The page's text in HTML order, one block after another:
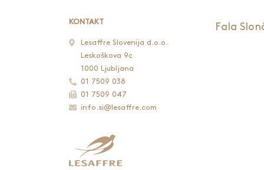
KONTAKT
Lesaffre Slovenija d.o.o.
Leskoškova 9c
1000 Ljubljana
01 7509 038
01 7509 047
info.si@lesaffre.com
Fala